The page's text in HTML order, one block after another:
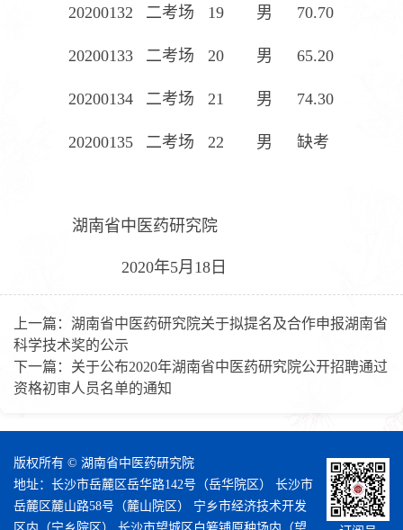
20200132 二考场 19 男 70.70
20200133 二考场 20 男 65.20
20200134 二考场 21 男 74.30
20200135 二考场 22 男 缺考
湖南省中医药研究院
2020年5月18日
上一篇： 湖南省中医药研究院关于拟提名及合作申报湖南省
科学技术奖的公示
下一篇： 关于公布2020年湖南省中医药研究院公开招聘通过
资格初审人员名单的通知
版权所有 © 湖南省中医药研究院
地址：长沙市岳麓区岳华路142号（岳华院区） 长沙市
岳麓区麓山路58号（麓山院区） 宁乡市经济技术开发